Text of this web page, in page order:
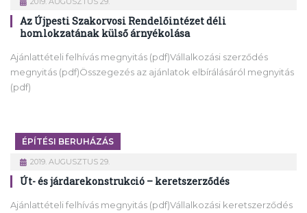
Az Újpesti Szakorvosi Rendelőintézet déli
homlokzatának külső árnyékolása
Ajánlattételi felhívás megnyitás (pdf)Vállalkozási szerződés
megnyitás (pdf)Összegezés az ajánlatok elbírálásáról megnyitás
(pdf)
ÉPÍTÉSI BERUHÁZÁS
2019. AUGUSZTUS 29.
Út- és járdarekonstrukció – keretszerződés
Ajánlattételi felhívás megnyitás (pdf)Vállalkozási keretszerződés